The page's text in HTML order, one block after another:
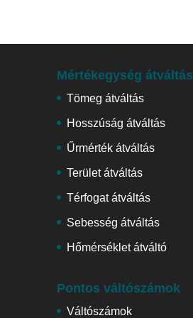
Mértékegység átváltás
Tömeg átváltás
Hosszúság átváltás
Űrmérték átváltás
Terület átváltás
Térfogat átváltás
Sebesség átváltás
Hőmérséklet átváltó
Pontos váltószámok
Váltószámok